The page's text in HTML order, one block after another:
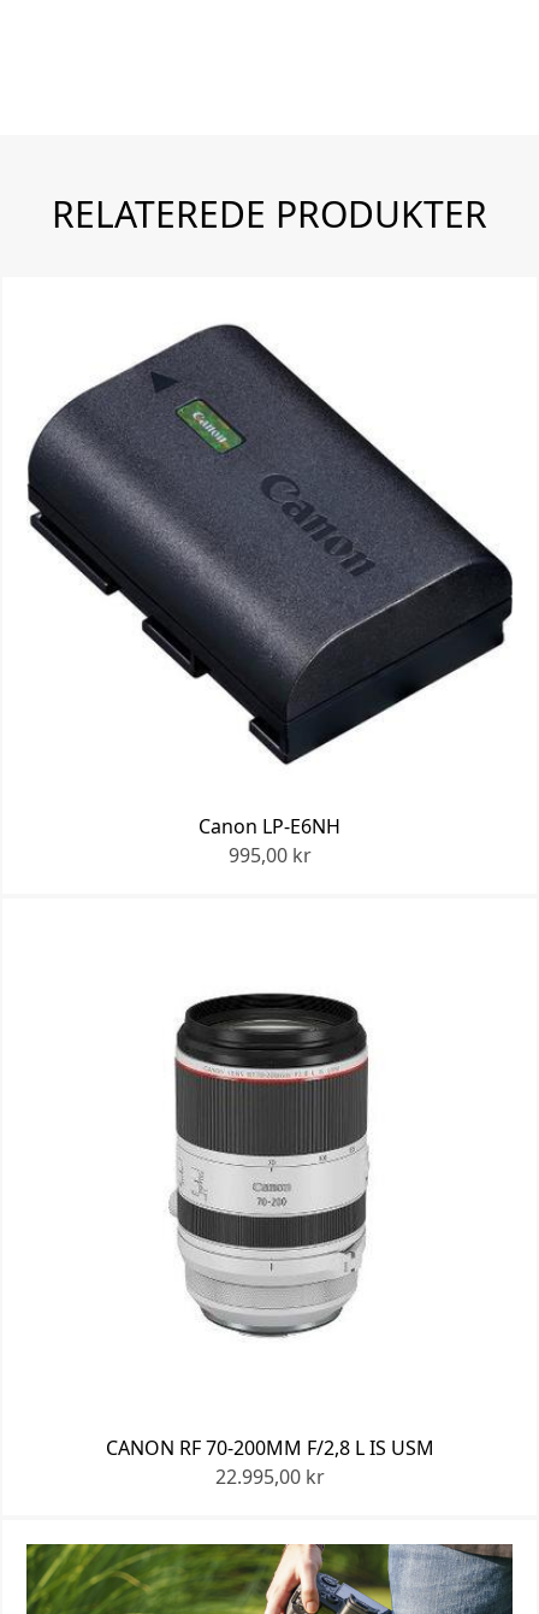
RELATEREDE PRODUKTER
Canon LP-E6NH
995,00 kr
CANON RF 70-200MM F/2,8 L IS USM
22.995,00 kr